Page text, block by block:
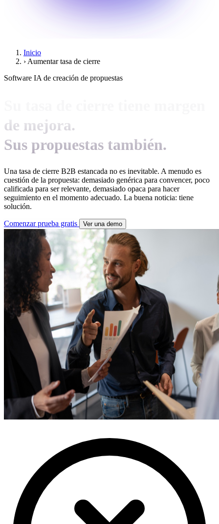
Inicio
› Aumentar tasa de cierre
Software IA de creación de propuestas
de mejora.
Sus propuestas también.
Una tasa de cierre B2B estancada no es inevitable. A menudo es
cuestión de la propuesta: demasiado genérica para convencer, poco
calificada para ser relevante, demasiado opaca para hacer
seguimiento en el momento adecuado. La buena noticia: tiene
solución.
Comenzar prueba gratis Ver una demo